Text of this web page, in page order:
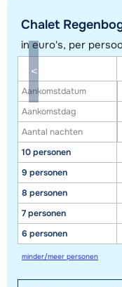
Toon alle
Deze kaart geeft een
exacte locatie kan enigszins
Chalet
in euro's, per
Aankomstdatum
Aankomstdag
Aantal nachten
10 personen
9 personen
8 personen
7 personen
6 personen
minder/meer personen